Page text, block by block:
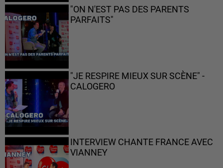
"ON N'EST PAS DES PARENTS
PARFAITS"
"JE RESPIRE MIEUX SUR SCÈNE" -
CALOGERO
INTERVIEW CHANTE FRANCE AVEC
VIANNEY